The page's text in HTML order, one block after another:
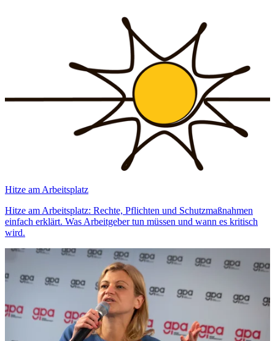
Hitze am Arbeitsplatz
Hitze am Arbeitsplatz: Rechte, Pflichten und Schutzmaßnahmen
einfach erklärt. Was Arbeitgeber tun müssen und wann es kritisch
wird.